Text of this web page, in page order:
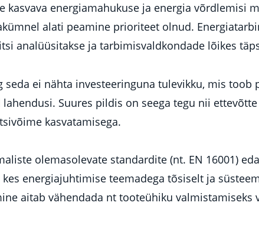
energiamahukuse ja energia võrdlemisi
alati peamine prioriteet olnud.
analüüsitakse ja tarbimisvaldkondade lõikes
ei nähta investeeringuna tulevikku, mis toob
Suures pildis on seega tegu nii
kasvatamisega.
olemasolevate standardite (nt. EN 16001)
energiajuhtimise teemadega tõsiselt ja
aitab vähendada nt tooteühiku valmistamiseks